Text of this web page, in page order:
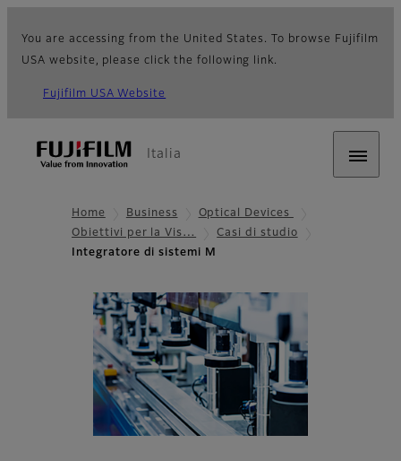
You are accessing from the United States. To browse Fujifilm
USA website, please click the following link.
Fujifilm USA Website
Italia
Home Business
Optical Devices
Obiettivi per la Vis…
Casi di studio
Integratore di sistemi M